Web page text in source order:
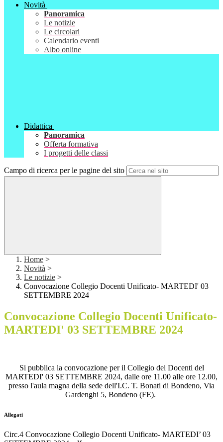
Novità
Panoramica
Le notizie
Le circolari
Calendario eventi
Albo online
Didattica
Panoramica
Offerta formativa
I progetti delle classi
Campo di ricerca per le pagine del sito
Home >
Novità >
Le notizie >
Convocazione Collegio Docenti Unificato- MARTEDI' 03
SETTEMBRE 2024
Convocazione Collegio Docenti Unificato-
MARTEDI' 03 SETTEMBRE 2024
Si pubblica la convocazione per il Collegio dei Docenti del
MARTEDI' 03 SETTEMBRE 2024, dalle ore 11.00 alle ore 12.00,
presso l'aula magna della sede dell'I.C. T. Bonati di Bondeno, Via
Gardenghi 5, Bondeno (FE).
Allegati
Circ.4 Convocazione Collegio Docenti Unificato- MARTEDI’ 03